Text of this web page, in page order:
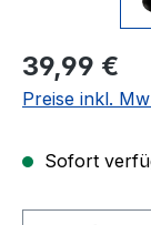
Regulärer Preis:
39,99 €
Preise inkl.
Sofort